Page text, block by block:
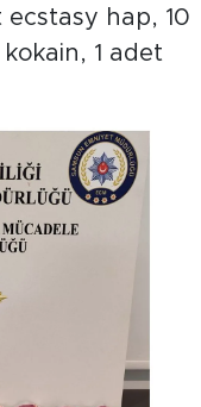
hap, 10
1 adet